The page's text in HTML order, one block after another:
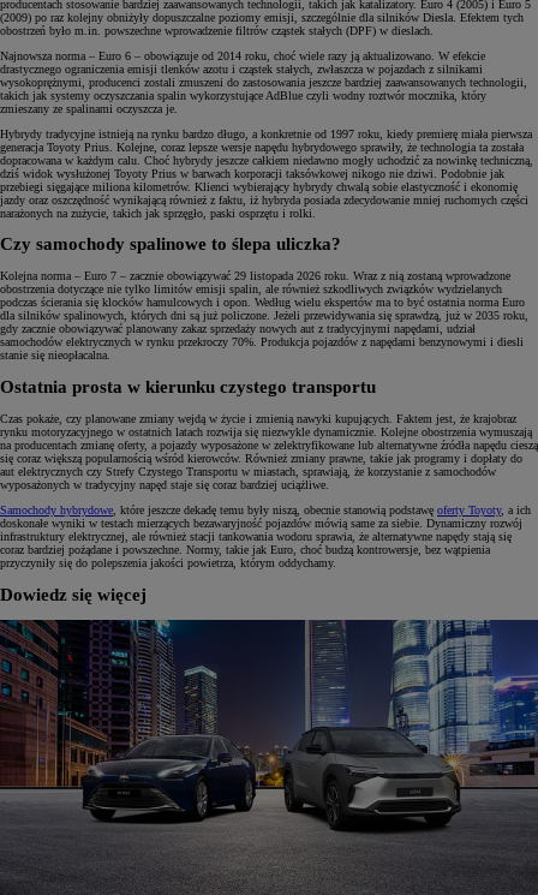
producentach stosowanie bardziej zaawansowanych technologii, takich jak katalizatory. Euro 4 (2005) i Euro 5
(2009) po raz kolejny obniżyły dopuszczalne poziomy emisji, szczególnie dla silników Diesla. Efektem tych
obostrzeń było m.in. powszechne wprowadzenie filtrów cząstek stałych (DPF) w dieslach.
Najnowsza norma – Euro 6 – obowiązuje od 2014 roku, choć wiele razy ją aktualizowano. W efekcie
drastycznego ograniczenia emisji tlenków azotu i cząstek stałych, zwłaszcza w pojazdach z silnikami
wysokoprężnymi, producenci zostali zmuszeni do zastosowania jeszcze bardziej zaawansowanych technologii,
takich jak systemy oczyszczania spalin wykorzystujące AdBlue czyli wodny roztwór mocznika, który
zmieszany ze spalinami oczyszcza je.
Hybrydy tradycyjne istnieją na rynku bardzo długo, a konkretnie od 1997 roku, kiedy premierę miała pierwsza
generacja Toyoty Prius. Kolejne, coraz lepsze wersje napędu hybrydowego sprawiły, że technologia ta została
dopracowana w każdym calu. Choć hybrydy jeszcze całkiem niedawno mogły uchodzić za nowinkę techniczną,
dziś widok wysłużonej Toyoty Prius w barwach korporacji taksówkowej nikogo nie dziwi. Podobnie jak
przebiegi sięgające miliona kilometrów. Klienci wybierający hybrydy chwalą sobie elastyczność i ekonomię
jazdy oraz oszczędność wynikającą również z faktu, iż hybryda posiada zdecydowanie mniej ruchomych części
narażonych na zużycie, takich jak sprzęgło, paski osprzętu i rolki.
Czy samochody spalinowe to ślepa uliczka?
Kolejna norma – Euro 7 – zacznie obowiązywać 29 listopada 2026 roku. Wraz z nią zostaną wprowadzone
obostrzenia dotyczące nie tylko limitów emisji spalin, ale również szkodliwych związków wydzielanych
podczas ścierania się klocków hamulcowych i opon. Według wielu ekspertów ma to być ostatnia norma Euro
dla silników spalinowych, których dni są już policzone. Jeżeli przewidywania się sprawdzą, już w 2035 roku,
gdy zacznie obowiązywać planowany zakaz sprzedaży nowych aut z tradycyjnymi napędami, udział
samochodów elektrycznych w rynku przekroczy 70%. Produkcja pojazdów z napędami benzynowymi i diesli
stanie się nieopłacalna.
Ostatnia prosta w kierunku czystego transportu
Czas pokaże, czy planowane zmiany wejdą w życie i zmienią nawyki kupujących. Faktem jest, że krajobraz
rynku motoryzacyjnego w ostatnich latach rozwija się niezwykle dynamicznie. Kolejne obostrzenia wymuszają
na producentach zmianę oferty, a pojazdy wyposażone w zelektryfikowane lub alternatywne źródła napędu cieszą
się coraz większą popularnością wśród kierowców. Również zmiany prawne, takie jak programy i dopłaty do
aut elektrycznych czy Strefy Czystego Transportu w miastach, sprawiają, że korzystanie z samochodów
wyposażonych w tradycyjny napęd staje się coraz bardziej uciążliwe.
Samochody hybrydowe, które jeszcze dekadę temu były niszą, obecnie stanowią podstawę oferty Toyoty, a ich
doskonałe wyniki w testach mierzących bezawaryjność pojazdów mówią same za siebie. Dynamiczny rozwój
infrastruktury elektrycznej, ale również stacji tankowania wodoru sprawia, że alternatywne napędy stają się
coraz bardziej pożądane i powszechne. Normy, takie jak Euro, choć budzą kontrowersje, bez wątpienia
przyczyniły się do polepszenia jakości powietrza, którym oddychamy.
Dowiedz się więcej